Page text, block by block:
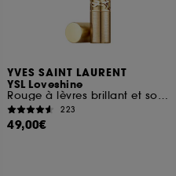
YVES SAINT LAURENT
YSL Loveshine
Rouge à lèvres brillant et soin Edition Limitée
223
49,00€